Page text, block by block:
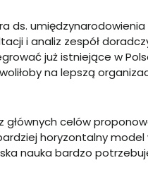
ds.
i analiz zespół
już istniejące w
na lepszą
głównych celów
horyzontalny
nauka bardzo